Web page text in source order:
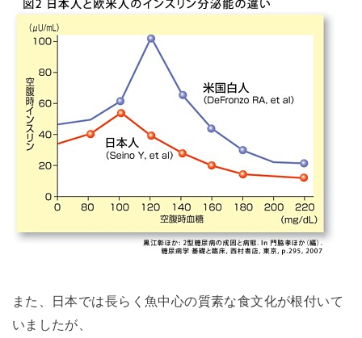
また、日本では長らく魚中心の質素な食文化が根付いて
いましたが、